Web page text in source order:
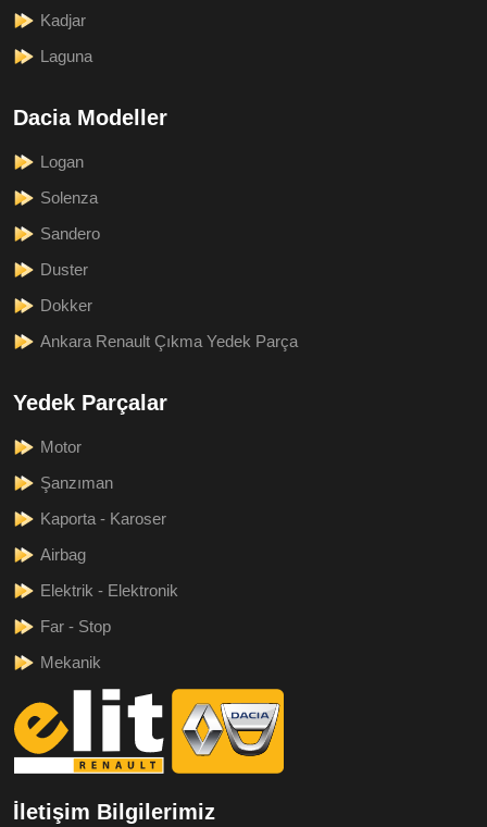
Kadjar
Laguna
Dacia Modeller
Logan
Solenza
Sandero
Duster
Dokker
Ankara Renault Çıkma Yedek Parça
Yedek Parçalar
Motor
Şanzıman
Kaporta - Karoser
Airbag
Elektrik - Elektronik
Far - Stop
Mekanik
İletişim Bilgilerimiz